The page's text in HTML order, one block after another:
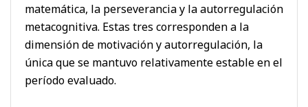
matemática, la perseverancia y la autorregulación
metacognitiva. Estas tres corresponden a la
dimensión de motivación y autorregulación, la
única que se mantuvo relativamente estable en el
período evaluado.